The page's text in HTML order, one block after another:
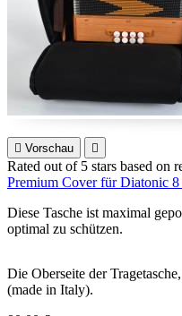
 Vorschau 
Rated out of 5 stars based on
Premium Cover für Diatonic 8
Diese Tasche ist maximal
optimal zu schützen.
Die Oberseite der
(made in Italy).